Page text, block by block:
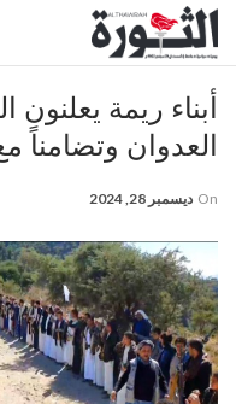
أبناء ريمة يعلنون
العدوان
On ديسمبر 28, 2024